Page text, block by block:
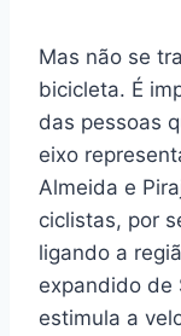
Mas não se
bicicleta. É
das pessoas
eixo
Almeida e
ciclistas, por
ligando a
expandido de
estimula a